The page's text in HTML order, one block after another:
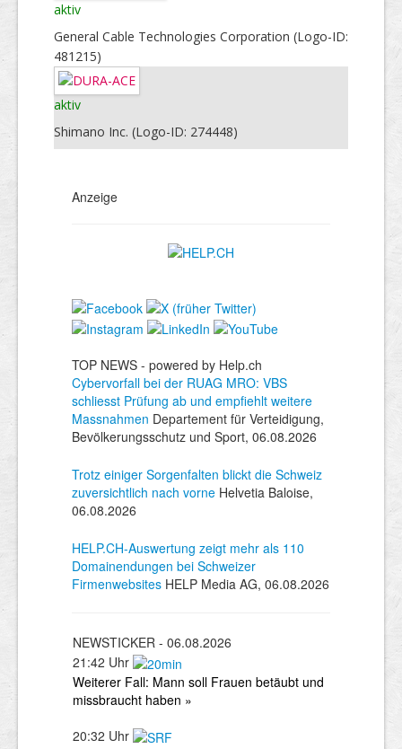
aktiv
General Cable Technologies Corporation (Logo-ID:
481215)
aktiv
Shimano Inc. (Logo-ID: 274448)